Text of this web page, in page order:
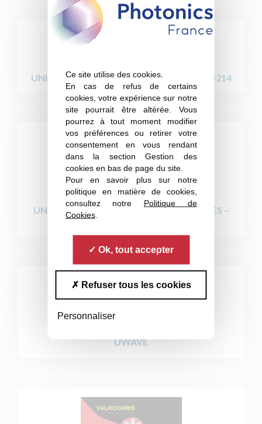
Ce site utilise des cookies.
En cas de refus de certains
cookies, votre expérience sur notre
site pourrait être altérée. Vous
pourrez à tout moment modifier
vos préférences ou retirer votre
consentement en vous rendant
dans la section Gestion des
cookies en bas de page du site.
Pour en savoir plus sur notre
politique en matière de cookies,
consultez notre Politique de
Cookies.
Ok, tout accepter
Refuser tous les cookies
Personnaliser
UNIVERSITÉ DE MONTPELLIER - IES UMR 5214
UNIVERSITÉ DE TECHNOLOGIE DE TROYES –
EUR NANO-PHOT
UWAVE